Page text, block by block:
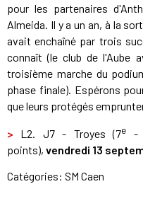
pour les partenaires
Almeida. Il y a un an, à la
avait enchaîné par trois
connaît (le club de l'Aube
troisième marche du
phase finale). Espérons
que leurs protégés
> L2. J7 - Troyes (7e -
points), vendredi 13
Catégories: SM Caen